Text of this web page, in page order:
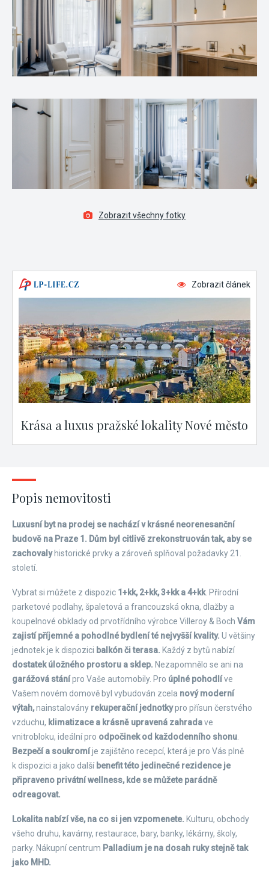
Zobrazit všechny fotky
Zobrazit článek
Krása a luxus pražské lokality Nové město
Popis nemovitosti
Luxusní byt na prodej se nachází v krásné neorenesanční
budově na Praze 1. Dům byl citlivě zrekonstruován tak, aby se
zachovalyhistorické prvky a zároveň splňoval požadavky 21.
století.
Vybrat si můžete z dispozic 1+kk, 2+kk, 3+kk a 4+kk. Přírodní
parketové podlahy, špaletová a francouzská okna, dlažby a
koupelnové obklady od prvotřídního výrobce Villeroy & Boch Vám
zajistí příjemné a pohodlné bydlení té nejvyšší kvality. U většiny
jednotek je k dispozici balkón či terasa. Každý z bytů nabízí
dostatek úložného prostoru a sklep. Nezapomnělo se ani na
garážová stánípro Vaše automobily. Pro úplné pohodlíve
Vašem novém domově byl vybudován zcela nový moderní
výtah,nainstalovány rekuperační jednotkypro přísun čerstvého
vzduchu, klimatizace a krásně upravená zahradave
vnitrobloku, ideální pro odpočinek od každodenního shonu
Bezpečí a soukromíje zajištěno recepcí, která je pro Vás plně
k dispozici a jako další benefit této jedinečné rezidence je
připraveno privátní wellness, kde se můžete parádně
odreagovat.
Lokalita nabízí vše, na co si jen vzpomenete. Kulturu, obchody
všeho druhu, kavárny, restaurace, bary, banky, lékárny, školy,
parky. Nákupní centrum Palladium je na dosah ruky stejně tak
jako MHD.